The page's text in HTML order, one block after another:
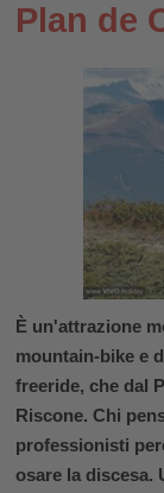
Plan de
È un'attrazione
mountain-bike e
freeride, che dal
Riscone. Chi
professionisti
osare la discesa.